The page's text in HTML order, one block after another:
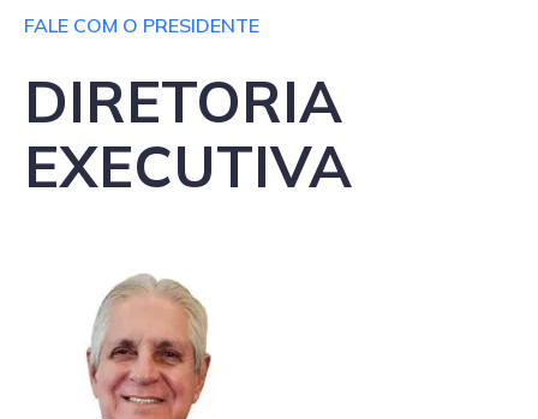
FALE COM O PRESIDENTE
DIRETORIA
EXECUTIVA